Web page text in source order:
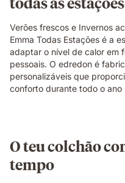
Verões frescos e Invernos
Emma Todas Estações é a
adaptar o nível de calor em
pessoais. O edredon é
personalizáveis que
conforto durante todo o ano
O teu colchão
tempo